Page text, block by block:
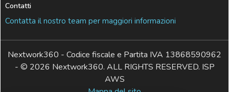
Contatti
Contatta il nostro team per maggiori informazioni
Nextwork360 - Codice fiscale e Partita IVA 13868590962
- © 2026 Nextwork360. ALL RIGHTS RESERVED. ISP
AWS